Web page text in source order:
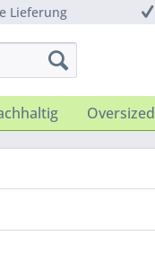
Lieferung
Oversized